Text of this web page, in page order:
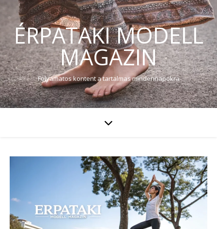
ÉRPATAKI MODELL
MAGAZIN
Folyamatos kontent a tartalmas mindennapokra